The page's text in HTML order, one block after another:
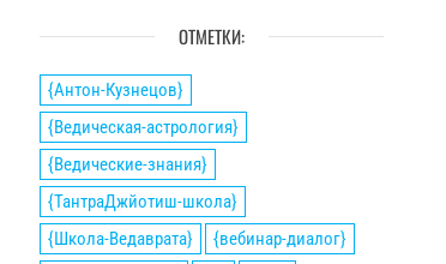
ОТМЕТКИ:
{Антон-Кузнецов}
{Ведическая-астрология}
{Ведические-знания}
{ТантраДжйотиш-школа}
{Школа-Ведаврата}
{вебинар-диалог}